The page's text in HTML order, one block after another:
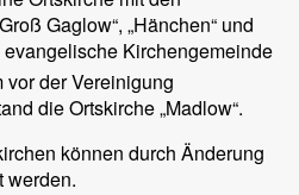
Gaglow“, „Hänchen“ und
evangelische Kirchengemeinde
der Vereinigung
die Ortskirche „Madlow“.
können durch Änderung
werden.